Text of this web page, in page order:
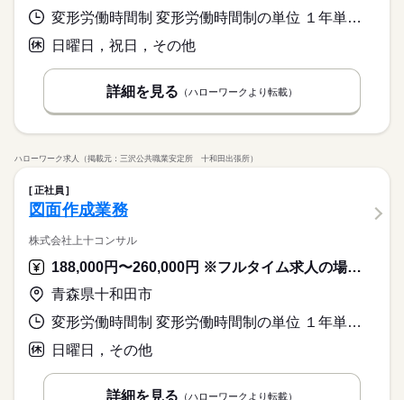
変形労働時間制 変形労働時間制の単位 １年単位 就業時間１ 8時30分〜17時30分 就業時間に関する特記事項 納品・設置作業のため月一回程度休日出張がある場合があります。
日曜日，祝日，その他
詳細を見る （ハローワークより転載）
ハローワーク求人（掲載元：三沢公共職業安定所 十和田出張所）
正社員
図面作成業務
株式会社上十コンサル
188,000円〜260,000円 ※フルタイム求人の場合は月額（換算額）、パート求人の場合は時間額を表示しています。
青森県十和田市
変形労働時間制 変形労働時間制の単位 １年単位 就業時間１ 8時00分〜17時00分 就業時間２ 8時30分〜17時30分
日曜日，その他
詳細を見る （ハローワークより転載）